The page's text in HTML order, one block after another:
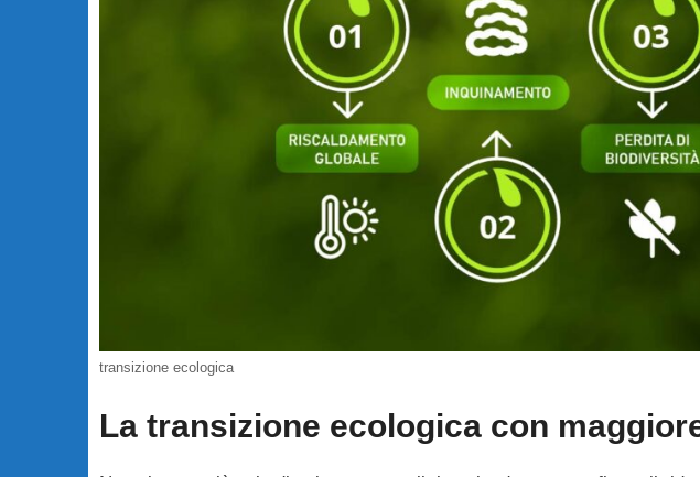
transizione ecologica
La transizione ecologica con